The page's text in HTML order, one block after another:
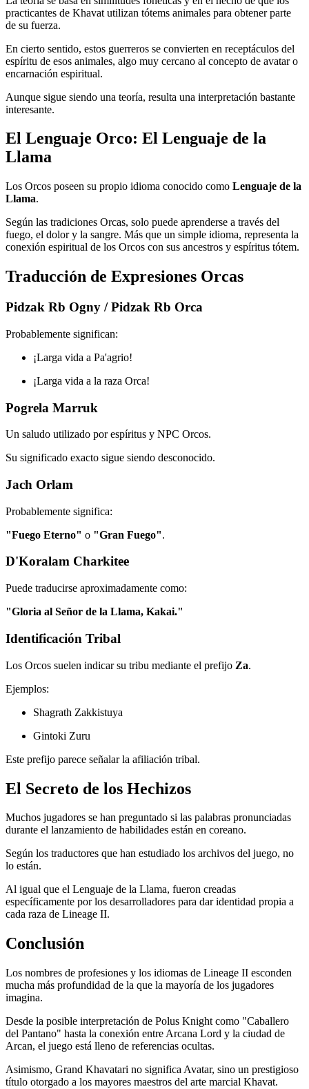
practicantes de Khavat utilizan tótems animales para obtener parte
de su fuerza.
En cierto sentido, estos guerreros se convierten en receptáculos del
espíritu de esos animales, algo muy cercano al concepto de avatar o
encarnación espiritual.
Aunque sigue siendo una teoría, resulta una interpretación bastante
interesante.
El Lenguaje Orco: El Lenguaje de la
Llama
Los Orcos poseen su propio idioma conocido como Lenguaje de la
Llama.
Según las tradiciones Orcas, solo puede aprenderse a través del
fuego, el dolor y la sangre. Más que un simple idioma, representa la
conexión espiritual de los Orcos con sus ancestros y espíritus tótem.
Traducción de Expresiones Orcas
Pidzak Rb Ogny / Pidzak Rb Orca
Probablemente significan:
¡Larga vida a Pa'agrio!
¡Larga vida a la raza Orca!
Pogrela Marruk
Un saludo utilizado por espíritus y NPC Orcos.
Su significado exacto sigue siendo desconocido.
Jach Orlam
Probablemente significa:
"Fuego Eterno" o "Gran Fuego".
D'Koralam Charkitee
Puede traducirse aproximadamente como:
"Gloria al Señor de la Llama, Kakai."
Identificación Tribal
Los Orcos suelen indicar su tribu mediante el prefijo Za.
Ejemplos:
Shagrath Zakkistuya
Gintoki Zuru
Este prefijo parece señalar la afiliación tribal.
El Secreto de los Hechizos
Muchos jugadores se han preguntado si las palabras pronunciadas
durante el lanzamiento de habilidades están en coreano.
Según los traductores que han estudiado los archivos del juego, no
lo están.
Al igual que el Lenguaje de la Llama, fueron creadas
específicamente por los desarrolladores para dar identidad propia a
cada raza de Lineage II.
Conclusión
Los nombres de profesiones y los idiomas de Lineage II esconden
mucha más profundidad de la que la mayoría de los jugadores
imagina.
Desde la posible interpretación de Polus Knight como "Caballero
del Pantano" hasta la conexión entre Arcana Lord y la ciudad de
Arcan, el juego está lleno de referencias ocultas.
Asimismo, Grand Khavatari no significa Avatar, sino un prestigioso
título otorgado a los mayores maestros del arte marcial Khavat.